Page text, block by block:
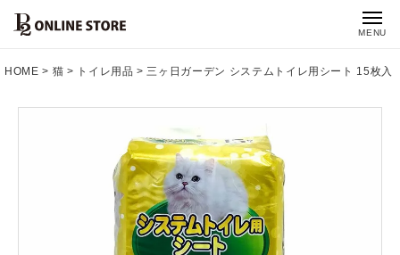
MENU
HOME 猫 トイレ用品 三ヶ日ガーデン システムトイレ用シート 15枚入